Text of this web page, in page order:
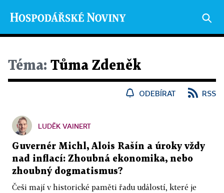
Téma: Tůma Zdeněk
ODEBÍRAT RSS
LUDĚK VAINERT
Guvernér Michl, Alois Rašín a úroky vždy
nad inflací: Zhoubná ekonomika, nebo
zhoubný dogmatismus?
Češi mají v historické paměti řadu událostí, které je